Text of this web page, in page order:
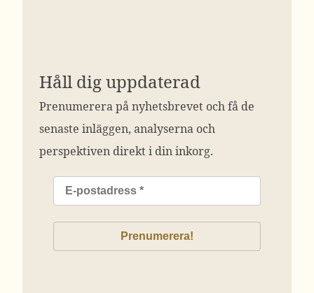
Håll dig uppdaterad
Prenumerera på nyhetsbrevet och få de
senaste inläggen, analyserna och
perspektiven direkt i din inkorg.